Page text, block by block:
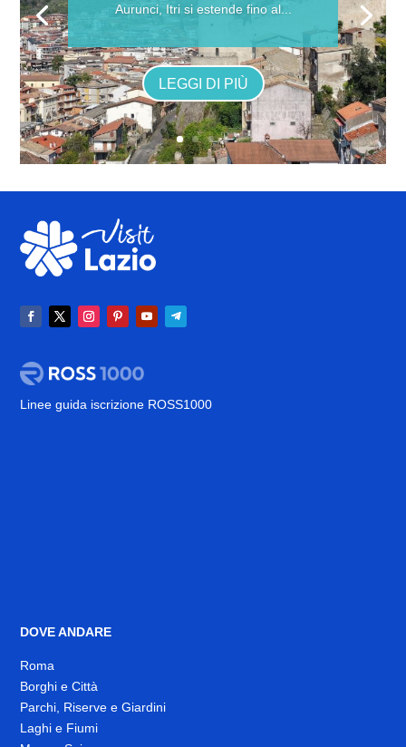
Aurunci, Itri si estende fino al...
LEGGI DI PIÙ
Linee guida iscrizione ROSS1000
DOVE ANDARE
Roma
Borghi e Città
Parchi, Riserve e Giardini
Laghi e Fiumi